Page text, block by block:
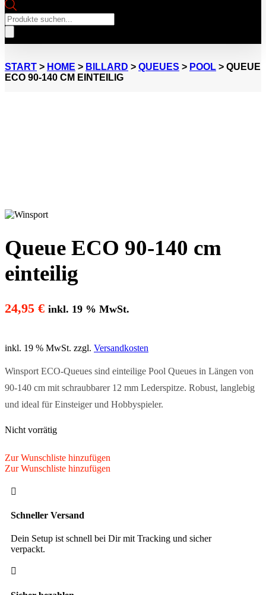
Products
search
START > HOME > BILLARD > QUEUES > POOL > QUEUE
ECO 90-140 CM EINTEILIG
Queue ECO 90-140 cm
einteilig
24,95 € inkl. 19 % MwSt.
inkl. 19 % MwSt. zzgl. Versandkosten
Winsport ECO-Queues sind einteilige Pool Queues in Längen von
90-140 cm mit schraubbarer 12 mm Lederspitze. Robust, langlebig
und ideal für Einsteiger und Hobbyspieler.
Nicht vorrätig
Zur Wunschliste hinzufügen
Zur Wunschliste hinzufügen

Schneller Versand
Dein Setup ist schnell bei Dir mit Tracking und sicher
verpackt.
